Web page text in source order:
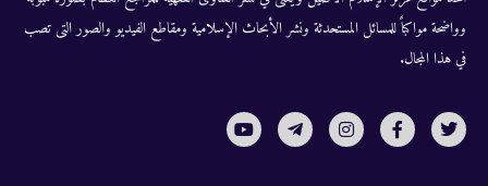
وواضحة مواكباً للمسائل المستحدثة ونشر الأبحاث الإسلامية ومقاطع الفيديو والصور التى تصب
في هذا المجال.